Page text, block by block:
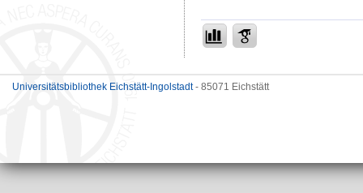
Universitätsbibliothek Eichstätt-Ingolstadt- 85071 Eichstätt